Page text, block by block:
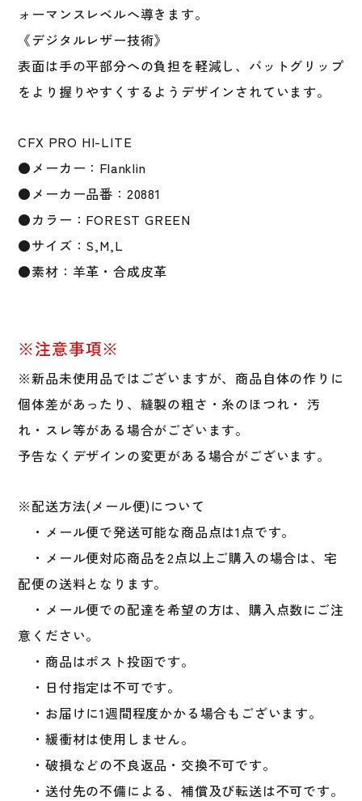
野
草
野
球
大
一
般
リ
ー
ン
個
ォーマンスレベルへ導きます。
《デジタルレザー技術》
表面は手の平部分への負担を軽減し、バットグリップ
をより握りやすくするようデザインされています。
CFX PRO HI-LITE
●メーカー：Flanklin
●メーカー品番：20881
●カラー：FOREST GREEN
●サイズ：S,M,L
●素材：羊革・合成皮革
※注意事項※
※新品未使用品ではございますが、商品自体の作りに
個体差があったり、縫製の粗さ・糸のほつれ・ 汚
れ・スレ等がある場合がございます。
予告なくデザインの変更がある場合がございます。
※配送方法(メール便)について
・メール便で発送可能な商品点は1点です。
・メール便対応商品を2点以上ご購入の場合は、宅
配便の送料となります。
・メール便での配達を希望の方は、購入点数にご注
意ください。
・商品はポスト投函です。
・日付指定は不可です。
・お届けに1週間程度かかる場合もございます。
・緩衝材は使用しません。
・破損などの不良返品・交換不可です。
・送付先の不備による、補償及び転送は不可です。